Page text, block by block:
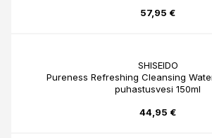
57,95 €
SHISEIDO
Pureness Refreshing Cleansing
puhastusvesi 150ml
44,95 €